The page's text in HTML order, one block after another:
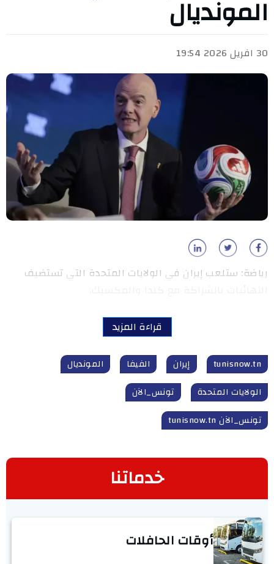
المونديال
30 افريل 2026 19:54
رياضة: ستلعب إيران في الولايات المتحدة التي تستضيف
قراءة المزيد
tunisnow.tn إيران الفيفا
المونديال‎‎
الولايات المتحدة
تونس_الآن
تونس_الآن tunisnow.tn
خدماتنا
أوقات الحافلات